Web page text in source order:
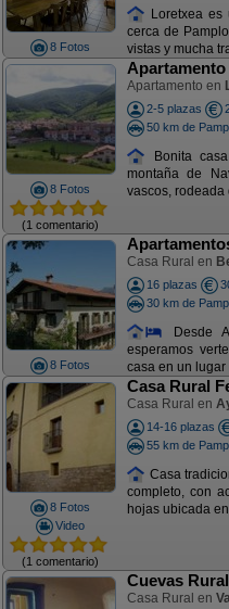
8 Fotos
Loretxea es
cerca de
vistas y mucha
8 Fotos
(1 comentario)
Apartamento en
2-5 plazas
50 km de
Bonita
montaña de
vascos, rodeada
8 Fotos
Casa Rural en
16 plazas
30 km de
Desde
esperamos
casa en un
8 Fotos
Video
(1 comentario)
Casa Rural
Casa Rural en
14-16 plazas
55 km de
Casa
completo, con
hojas ubicada
Cuevas
Casa Rural en